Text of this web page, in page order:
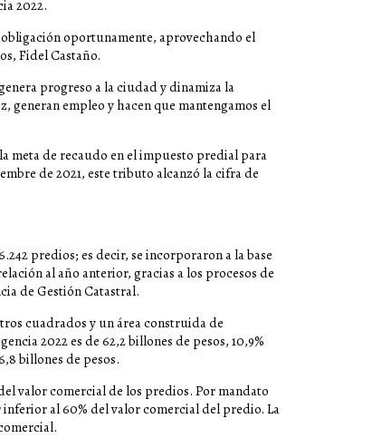
2022.
oportunamente, aprovechando el
Fidel Castaño.
progreso a la ciudad y dinamiza la
generan empleo y hacen que mantengamos el
meta de recaudo en el impuesto predial para
de 2021, este tributo alcanzó la cifra de
predios; es decir, se incorporaron a la base
al año anterior, gracias a los procesos de
de Gestión Catastral.
cuadrados y un área construida de
2022 es de 62,2 billones de pesos, 10,9%
billones de pesos.
valor comercial de los predios. Por mandato
inferior al 60% del valor comercial del predio. La